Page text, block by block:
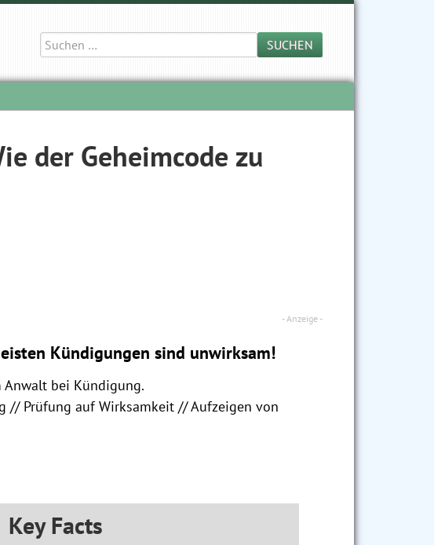
Suche
nach:
SUCHEN
der Geheimcode zu
Kündigungen sind unwirksam!
bei Kündigung.
// Prüfung auf Wirksamkeit // Aufzeigen von
Key Facts